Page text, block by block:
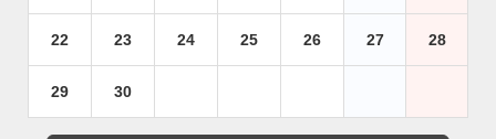
22 23 24 25 26 27 28
29 30